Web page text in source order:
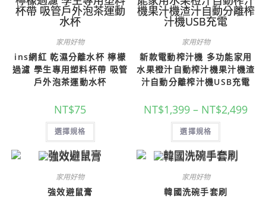
家用好物
ins網紅 乾濕分離水杯 檸檬
過濾 學生專用塑料杯帶 吸管
戶外泡茶運動水杯
NT$75
選擇規格
家用好物
新款電動榨汁機 多功能家用
水果橙汁自動榨汁機果汁機渣
汁自動分離榨汁機USB充電
NT$1,399 – NT$2,499
選擇規格
家用好物
強效避鼠膏
家用好物
韓國洗碗手套刷